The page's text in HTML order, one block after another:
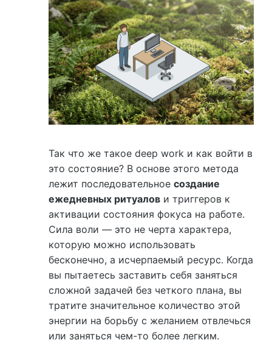
Так что же такое deep work и как войти в
это состояние? В основе этого метода
лежит последовательное создание
ежедневных ритуалов и триггеров к
активации состояния фокуса на работе.
Сила воли — это не черта характера,
которую можно использовать
бесконечно, а исчерпаемый ресурс. Когда
вы пытаетесь заставить себя заняться
сложной задачей без четкого плана, вы
тратите значительное количество этой
энергии на борьбу с желанием отвлечься
или заняться чем-то более легким.